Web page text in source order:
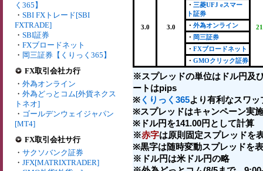
く365】
・ SBI FXトレード[SBI
FXTRADE]
・ SBI証券
・ FXブロードネット
・ 岡三証券【くりっく365】
FX取引会社カ行
・ 外為オンライン
・ 外為どっとコム[外貨ネクス
トネオ]
・ ゴールデンウェイジャパン
[MT4]
FX取引会社サ行
・ サクソバンク証券
・ JFX[MATRIXTRADER]
3.0 3.0
・ 三菱UFJ eスマー
ト証券
・ 外為オンライン
・ 岡三証券
・ FXブロードネット
・ GMOクリック証券
※スプレッドの単位はドル円及
ートはpips
※ くりっく365より有利なスワ
※スプレッドはキャンペーン実
※ドル円を141.00円として計算
※赤字は原則固定スプレッドを
※黒字は随時変動スプレッドを
※ドル円は米ドル円の略